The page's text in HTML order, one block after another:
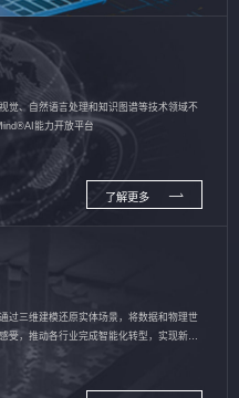
觉、自然语言处理和知识图谱等技术领域不
能力开放平台
了解更多
过三维建模还原实体场景，将数据和物理世
，推动各行业完成智能化转型，实现新旧